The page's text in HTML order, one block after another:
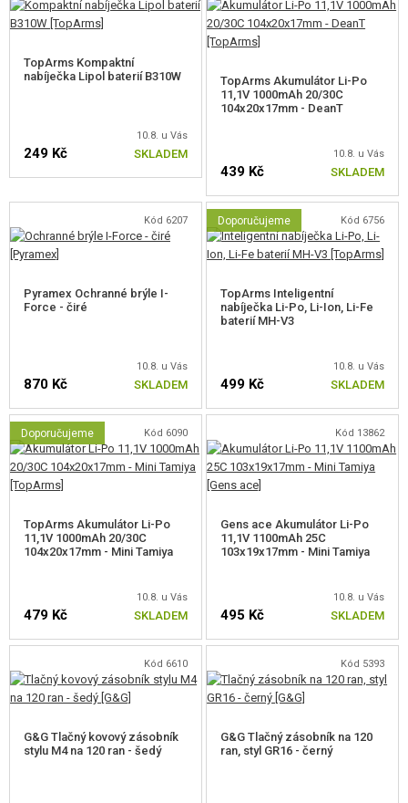
zásobníků pro tuto zbraň.
Předpažbí je kovové se standardem uchycení M-LOK. Na horní straně
zbraně je umístěna klasická RIS lišta s odnímatelnými mířidly, která jsou
kovová, stranově a výškově stavitelná. Na zbrani je krátký tlumič s
A jak to vypadá uvnitř? Najdete zde zesílený mechabox s modrým válcem
a 8 mm ložisky, ETU jednotku, protitlakou hlavu pístu, píst s jedním
kovovým zubem a zátěžová ocelová kola s motor G&G. Hop-up komora je
plastová s rotačním prstencem, díky kterému se hop-up bezproblémově
nastavuje. Hlaveň má délku 128 mm, přesto jsme při testech naměřili
Sečteno a podtrženo, velmi dobře "vyvážená" zbraň - ať už rozměry a
TopArms Kompaktní
nabíječka Lipol baterií B310W
10.8. u Vás
249 Kč SKLADEM
TopArms Akumulátor Li-Po
11,1V 1000mAh 20/30C
104x20x17mm - DeanT
10.8. u Vás
439 Kč SKLADEM
Kód 6207
Pyramex Ochranné brýle I-
Force - čiré
10.8. u Vás
870 Kč SKLADEM
Doporučujeme Kód 6756
TopArms Inteligentní
nabíječka Li-Po, Li-Ion, Li-Fe
baterií MH-V3
10.8. u Vás
499 Kč SKLADEM
Doporučujeme Kód 6090
TopArms Akumulátor Li-Po
11,1V 1000mAh 20/30C
104x20x17mm - Mini Tamiya
10.8. u Vás
479 Kč SKLADEM
Kód 13862
Gens ace Akumulátor Li-Po
11,1V 1100mAh 25C
103x19x17mm - Mini Tamiya
10.8. u Vás
495 Kč SKLADEM
Kód 6610
G&G Tlačný kovový zásobník
stylu M4 na 120 ran - šedý
Kód 5393
G&G Tlačný zásobník na 120
ran, styl GR16 - černý